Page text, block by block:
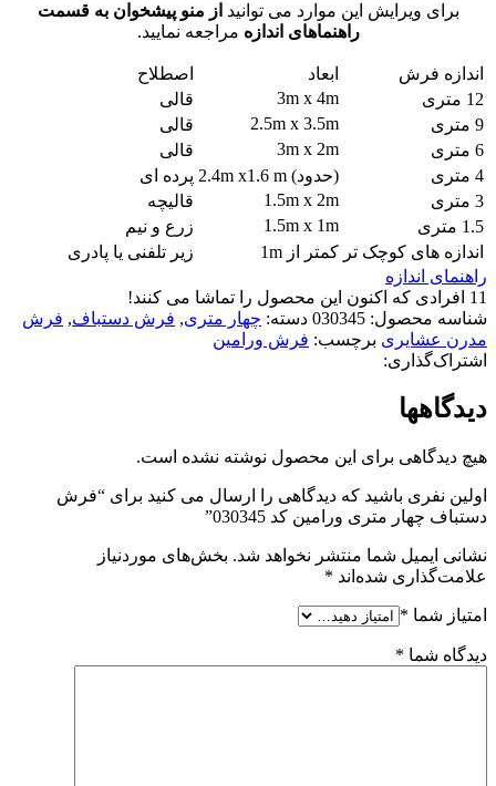
برای ویرایش این موارد می توانید از منو پیشخوان به قسمت
راهنماهای اندازه مراجعه نمایید.
اندازه فرش ابعاد
اصطلاح
12 متری
3m x 4m
قالی
9 متری
2.5m x 3.5m
قالی
6 متری
3m x 2m
قالی
4 متری
(حدود) 2.4m x1.6 m
پرده ای
3 متری
1.5m x 2m
قالیچه
1.5 متری
1.5m x 1m
زرع و نیم
اندازه های کوچک تر کمتر از 1m
زیر تلفنی یا پادری
راهنمای اندازه
11 افرادی که اکنون این محصول را تماشا می کنند!
شناسه محصول: 030345 دسته: چهار متری, فرش دستباف, فرش
مدرن عشایری برچسب: فرش ورامین
اشتراک‌گذاری:
دیدگاهها
هیچ دیدگاهی برای این محصول نوشته نشده است.
اولین نفری باشید که دیدگاهی را ارسال می کنید برای “فرش
دستباف چهار متری ورامین کد 030345”
نشانی ایمیل شما منتشر نخواهد شد. بخش‌های موردنیاز
علامت‌گذاری شده‌اند *
امتیاز شما *
دیدگاه شما *